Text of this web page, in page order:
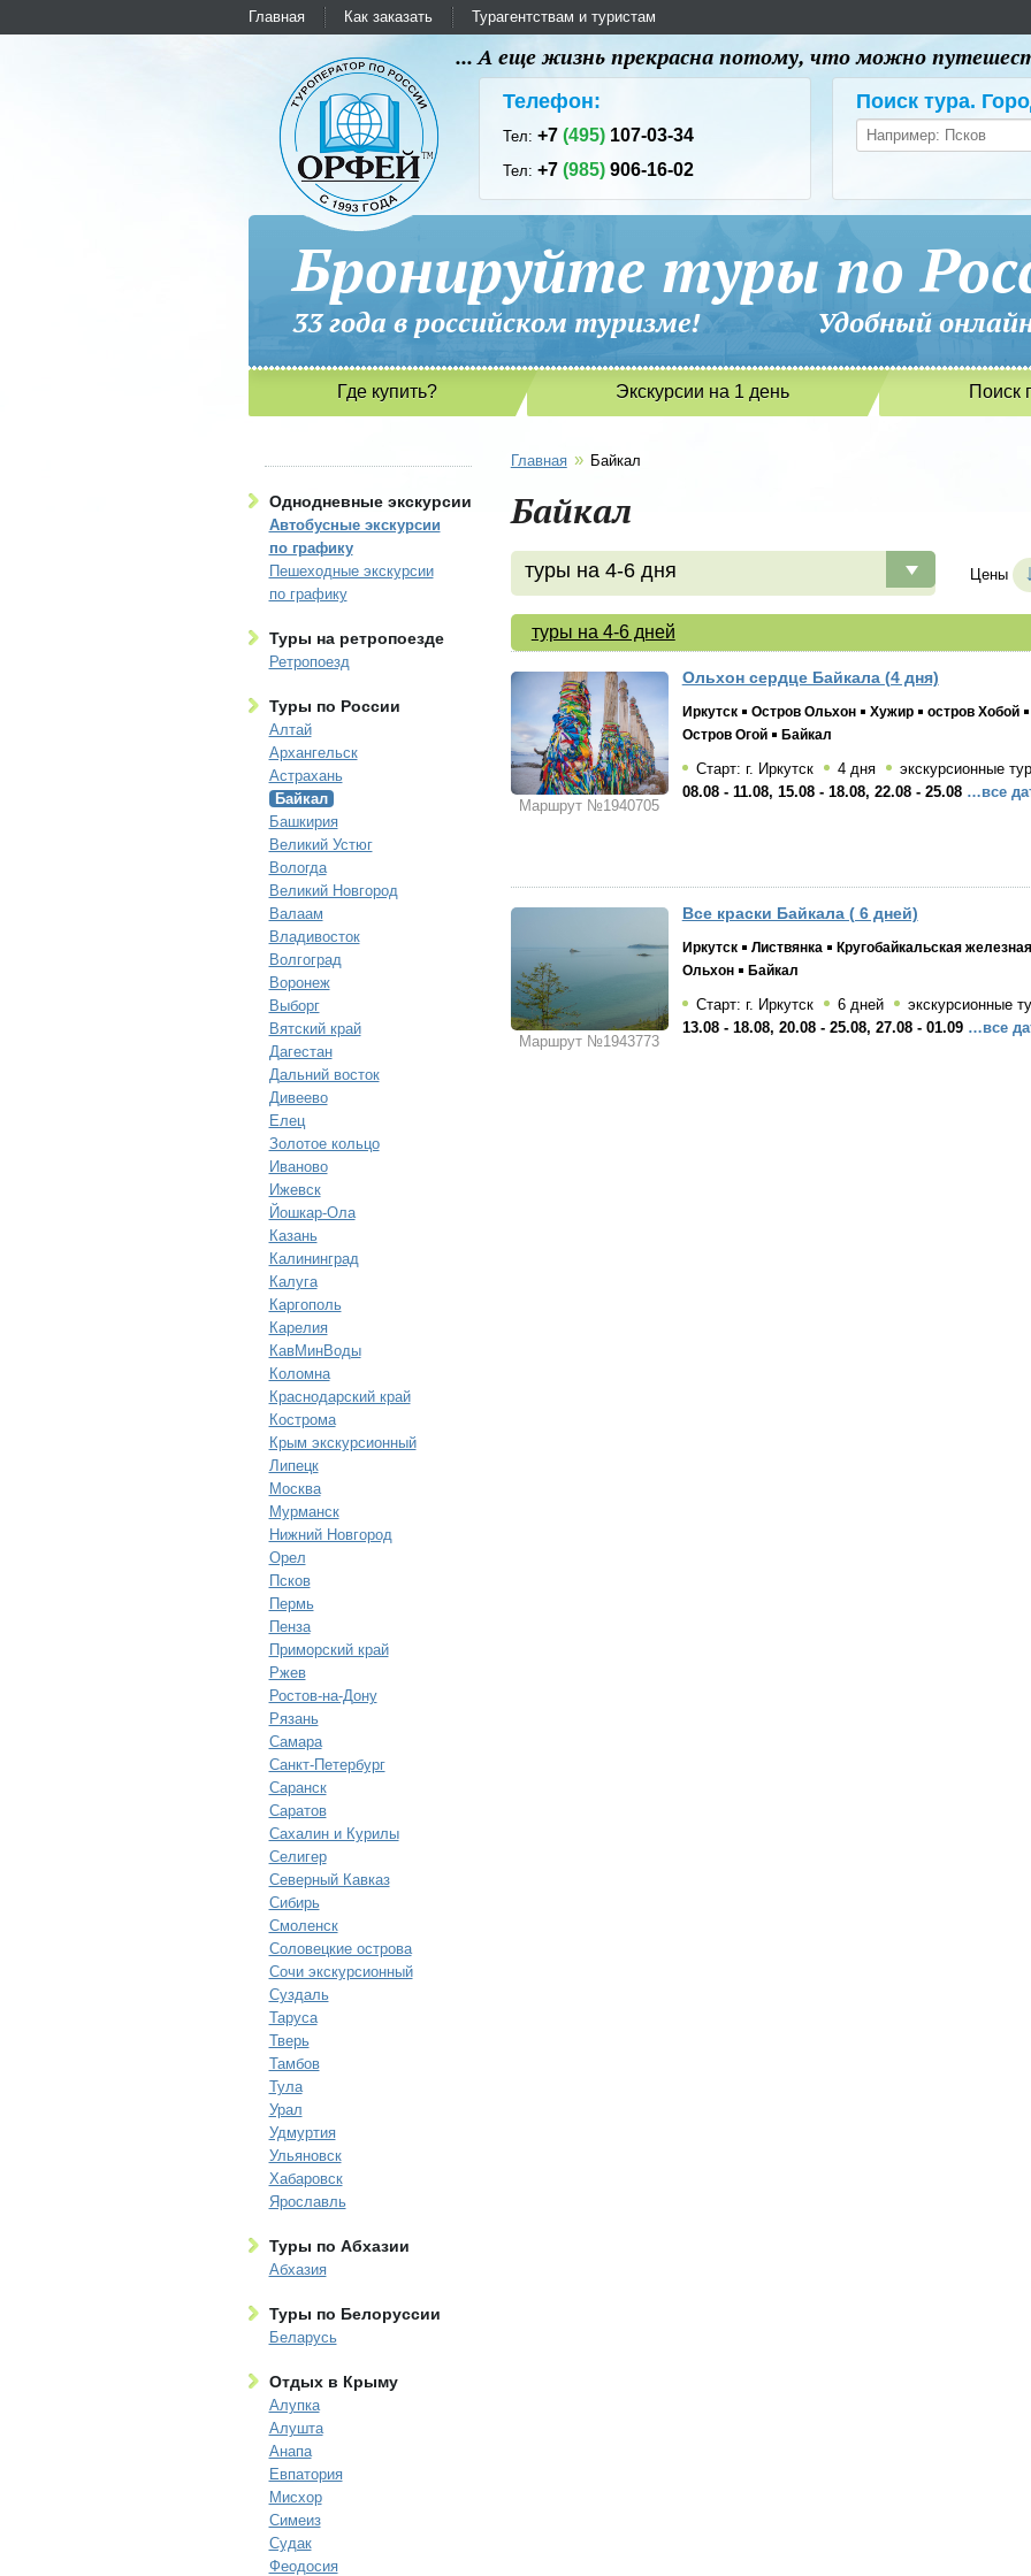
Главная Как заказать Турагентствам и туристам
... А еще жизнь прекрасна потому, что можно
Телефон:
Тел:+7(495) 107-03-34
Тел:+7(985) 906-16-02
Поиск тура.
Бронируйте туры по
33 года в российском туризме! Удобный
Где купить? Экскурсии на 1 день Поиск
Однодневные экскурсии
Автобусные экскурсии
по графику
Пешеходные экскурсии
по графику
Туры на ретропоезде
Ретропоезд
Туры по России
Алтай
Архангельск
Астрахань
Байкал
Башкирия
Великий Устюг
Вологда
Великий Новгород
Валаам
Владивосток
Волгоград
Воронеж
Выборг
Вятский край
Дагестан
Дальний восток
Дивеево
Елец
Золотое кольцо
Иваново
Ижевск
Йошкар-Ола
Казань
Калининград
Калуга
Каргополь
Карелия
КавМинВоды
Коломна
Краснодарский край
Кострома
Крым экскурсионный
Липецк
Москва
Мурманск
Нижний Новгород
Орел
Псков
Пермь
Пенза
Приморский край
Ржев
Ростов-на-Дону
Рязань
Самара
Санкт-Петербург
Саранск
Саратов
Сахалин и Курилы
Селигер
Северный Кавказ
Сибирь
Смоленск
Соловецкие острова
Сочи экскурсионный
Суздаль
Таруса
Тверь
Тамбов
Тула
Урал
Удмуртия
Ульяновск
Хабаровск
Ярославль
Туры по Абхазии
Абхазия
Туры по Белоруссии
Беларусь
Отдых в Крыму
Алупка
Алушта
Анапа
Евпатория
Мисхор
Симеиз
Судак
Феодосия
Главная » Байкал
Байкал
туры на 4-6 дня Цены
туры на 4-6 дней
Маршрут №1940705
Ольхон сердце Байкала (4 дня)
Иркутск Остров Ольхон Хужир
остров Хобой
Остров Огой
Байкал
Старт: г. Иркутск 4 дня
экскурсионные
08.08 - 11.08, 15.08 - 18.08, 22.08 - 25.08 …все
Маршрут №1943773
Все краски Байкала ( 6 дней)
Иркутск Листвянка
Кругобайкальская
Ольхон
Байкал
Старт: г. Иркутск 6 дней
экскурсионные
13.08 - 18.08, 20.08 - 25.08, 27.08 - 01.09 …все